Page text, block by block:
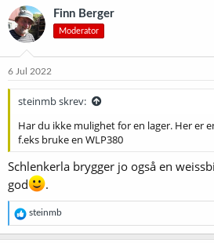
k
s
j
o
e
Finn Berger
Moderator
6 Jul 2022
steinmb skrev:
Har du ikke mulighet for en lager. Her er
f.eks bruke en WLP380
Schlenkerla brygger jo også en
god
.
R
e
a
steinmb